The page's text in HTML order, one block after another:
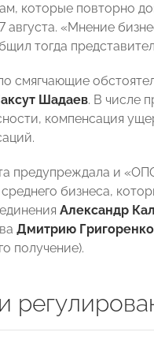
которые повторно
августа. «Мнение
тогда
смягчающие
Шадаев. В числе
компенсация
предупреждала и
бизнеса,
Александр
Дмитрию Григоренко
получение).